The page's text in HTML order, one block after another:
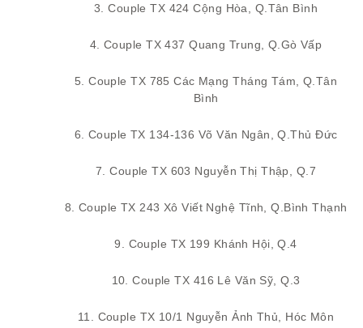
3. Couple TX 424 Cộng Hòa, Q.Tân Bình
4. Couple TX 437 Quang Trung, Q.Gò Vấp
5. Couple TX 785 Các Mạng Tháng Tám, Q.Tân
Bình
6. Couple TX 134-136 Võ Văn Ngân, Q.Thủ Đức
7. Couple TX 603 Nguyễn Thị Thập, Q.7
8. Couple TX 243 Xô Viết Nghệ Tĩnh, Q.Bình Thạnh
9. Couple TX 199 Khánh Hội, Q.4
10. Couple TX 416 Lê Văn Sỹ, Q.3
11. Couple TX 10/1 Nguyễn Ảnh Thủ, Hóc Môn